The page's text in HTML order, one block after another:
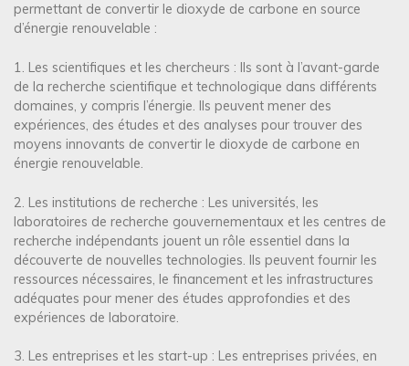
permettant de convertir le dioxyde de carbone en source
d’énergie renouvelable :
1. Les scientifiques et les chercheurs : Ils sont à l’avant-garde
de la recherche scientifique et technologique dans différents
domaines, y compris l’énergie. Ils peuvent mener des
expériences, des études et des analyses pour trouver des
moyens innovants de convertir le dioxyde de carbone en
énergie renouvelable.
2. Les institutions de recherche : Les universités, les
laboratoires de recherche gouvernementaux et les centres de
recherche indépendants jouent un rôle essentiel dans la
découverte de nouvelles technologies. Ils peuvent fournir les
ressources nécessaires, le financement et les infrastructures
adéquates pour mener des études approfondies et des
expériences de laboratoire.
3. Les entreprises et les start-up : Les entreprises privées, en